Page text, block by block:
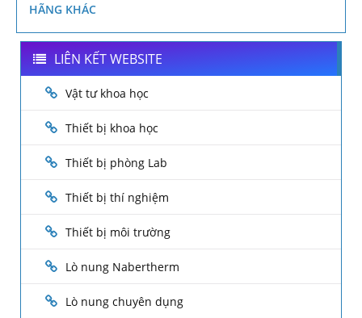
HÃNG KHÁC
LIÊN KẾT WEBSITE
Vật tư khoa học
Thiết bị khoa học
Thiết bị phòng Lab
Thiết bị thí nghiệm
Thiết bị môi trường
Lò nung Nabertherm
Lò nung chuyên dụng